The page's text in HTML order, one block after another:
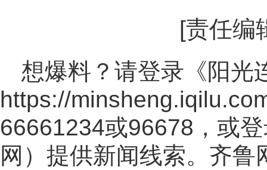
[责任编
想爆料？请登录《阳光
https://
66661234或96678，或
网 ）提供新闻线索。齐鲁